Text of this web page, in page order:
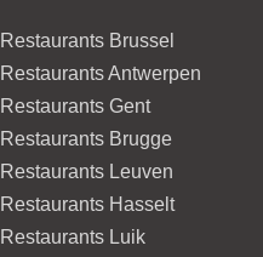
Restaurants Brussel
Restaurants Antwerpen
Restaurants Gent
Restaurants Brugge
Restaurants Leuven
Restaurants Hasselt
Restaurants Luik